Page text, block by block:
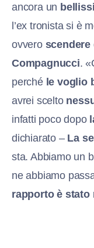
ancora un
l’ex tronista si è
ovvero scendere
Compagnucci.
perché le voglio
avrei scelto
infatti poco dopo
dichiarato – La
sta. Abbiamo un
ne abbiamo
rapporto è